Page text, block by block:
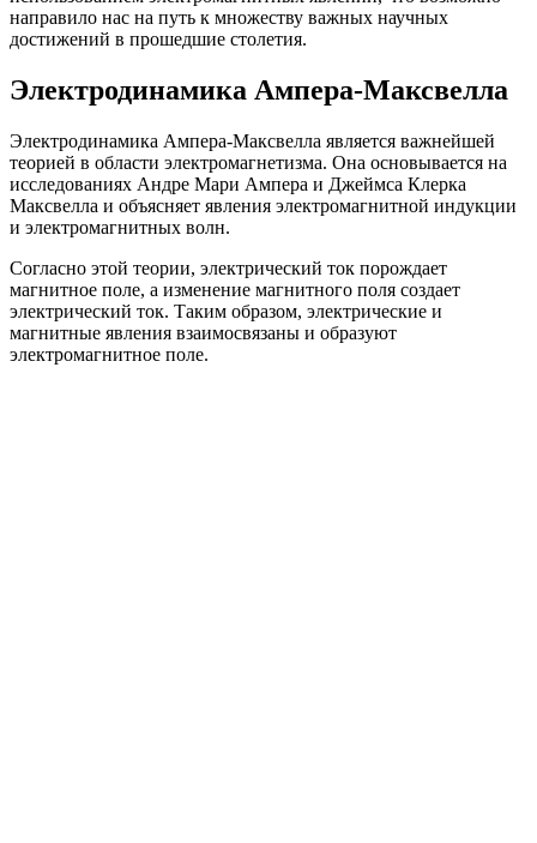
направило нас на путь к множеству важных научных
достижений в прошедшие столетия.
Электродинамика Ампера-Максвелла
Электродинамика Ампера-Максвелла является важнейшей
теорией в области электромагнетизма. Она основывается на
исследованиях Андре Мари Ампера и Джеймса Клерка
Максвелла и объясняет явления электромагнитной индукции
и электромагнитных волн.
Согласно этой теории, электрический ток порождает
магнитное поле, а изменение магнитного поля создает
электрический ток. Таким образом, электрические и
магнитные явления взаимосвязаны и образуют
электромагнитное поле.